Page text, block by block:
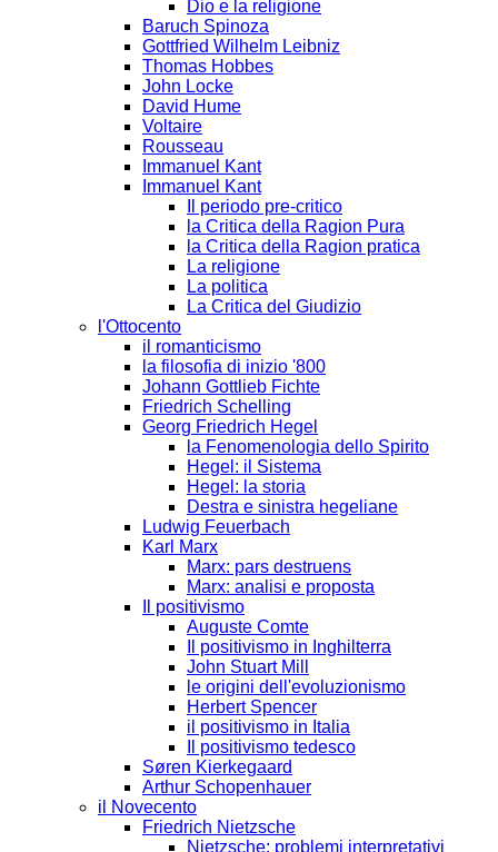
Dio e la religione
Baruch Spinoza
Gottfried Wilhelm Leibniz
Thomas Hobbes
John Locke
David Hume
Voltaire
Rousseau
Immanuel Kant
Immanuel Kant
Il periodo pre-critico
la Critica della Ragion Pura
la Critica della Ragion pratica
La religione
La politica
La Critica del Giudizio
l'Ottocento
il romanticismo
la filosofia di inizio '800
Johann Gottlieb Fichte
Friedrich Schelling
Georg Friedrich Hegel
la Fenomenologia dello Spirito
Hegel: il Sistema
Hegel: la storia
Destra e sinistra hegeliane
Ludwig Feuerbach
Karl Marx
Marx: pars destruens
Marx: analisi e proposta
Il positivismo
Auguste Comte
Il positivismo in Inghilterra
John Stuart Mill
le origini dell'evoluzionismo
Herbert Spencer
il positivismo in Italia
Il positivismo tedesco
Søren Kierkegaard
Arthur Schopenhauer
il Novecento
Friedrich Nietzsche
Nietzsche: problemi interpretativi